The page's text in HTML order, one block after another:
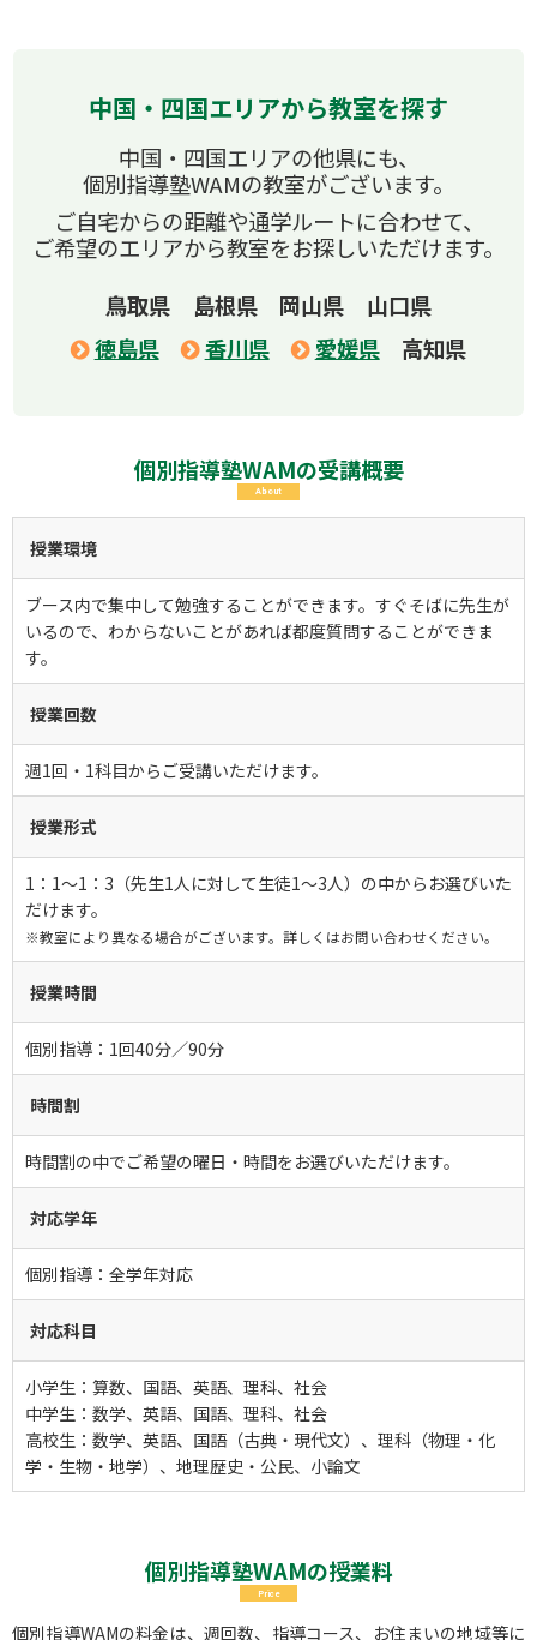
中国・四国エリアから教室を探す
中国・四国エリアの他県にも、
個別指導塾WAMの教室がございます。
ご自宅からの距離や通学ルートに合わせて、
ご希望のエリアから教室をお探しいただけます。
鳥取県
島根県 岡山県
山口県
徳島県
香川県 愛媛県 高知県
個別指導塾WAMの受講概要
About
授業環境
ブース内で集中して勉強することができます。すぐそばに先生が
いるので、わからないことがあれば都度質問することができま
す。
授業回数
週1回・1科目からご受講いただけます。
授業形式
1：1～1：3（先生1人に対して生徒1～3人）の中からお選びいた
だけます。
※教室により異なる場合がございます。詳しくはお問い合わせください。
授業時間
個別指導：1回40分／90分
時間割
時間割の中でご希望の曜日・時間をお選びいただけます。
対応学年
個別指導：全学年対応
対応科目
小学生：算数、国語、英語、理科、社会
中学生：数学、英語、国語、理科、社会
高校生：数学、英語、国語（古典・現代文）、理科（物理・化
学・生物・地学）、地理歴史・公民、小論文
個別指導塾WAMの授業料
Price
個別指導WAMの料金は、週回数、指導コース、お住まいの地域等に